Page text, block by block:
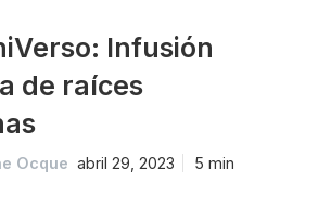
Infusión
de raíces
Ocque abril 29, 2023 5 min